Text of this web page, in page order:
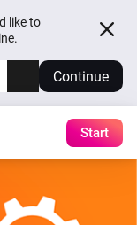
like to
Continue
Start